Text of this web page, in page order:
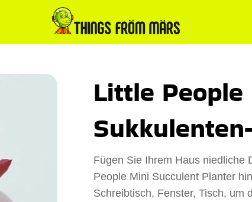
Little
Fügen Sie Ihrem Haus niedliche
People Mini Succulent Planter
Schreibtisch, Fenster, Tisch, um